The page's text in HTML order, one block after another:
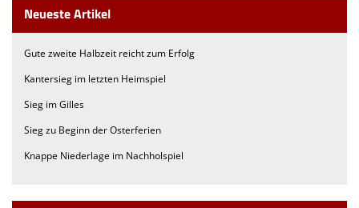
Neueste Artikel
Gute zweite Halbzeit reicht zum Erfolg
Kantersieg im letzten Heimspiel
Sieg im Gilles
Sieg zu Beginn der Osterferien
Knappe Niederlage im Nachholspiel